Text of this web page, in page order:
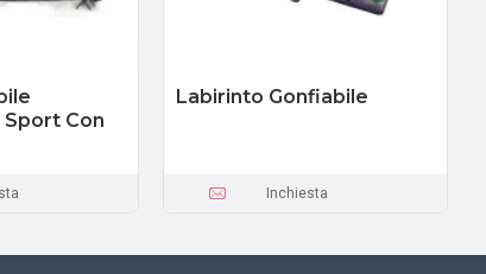
Con
Labirinto Gonfiabile
Inchiesta